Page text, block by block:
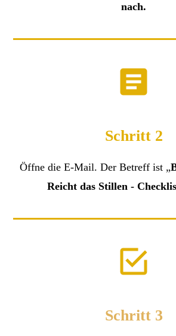
nach.
Schritt 2
Öffne die E-Mail. Der Betreff ist „
Reicht das Stillen -
Schritt 3